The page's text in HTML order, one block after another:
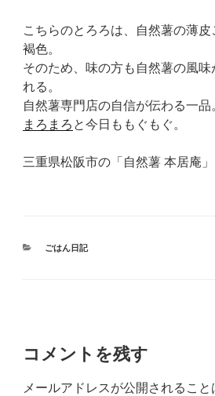
こちらのとろろは、自然薯の薄
褐色。
そのため、味の方も自然薯の風
れる。
自然薯専門店の自信が伝わる一品
まろまろ と今日ももぐもぐ。
三重県松阪市の「自然薯 本居庵」
カ
ごはん日記
コメントを残す
メールアドレスが公開されること